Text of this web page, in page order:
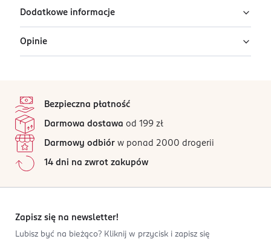
Urządzenie do mikrodermabrazji diamentowej B-Derma
PRO sprawi, że Twoja skóra będzie oczyszczona z
zaskórników i nadmiaru sebum oraz stanie się bardziej
jędrna. Masaż próżniowy działa liftingująco.
Wyświetlacz LCD
Timer
Dodatkowe informacje
PRODUCENT/PODMIOT ODPOWIEDZIALNY
Beautifly sp. z o.o.
Warszawa
serwis@beautifly.eu
722320323
PL-Polska
Kod EAN
Opinie
Jak działają opinie?
Bezpieczna płatność
Darmowa dostawa od 199 zł
Darmowy odbiór w ponad 2000 drogerii
14 dni na zwrot zakupów
Zapisz się na newsletter!
Lubisz być na bieżąco? Kliknij w przycisk i zapisz się